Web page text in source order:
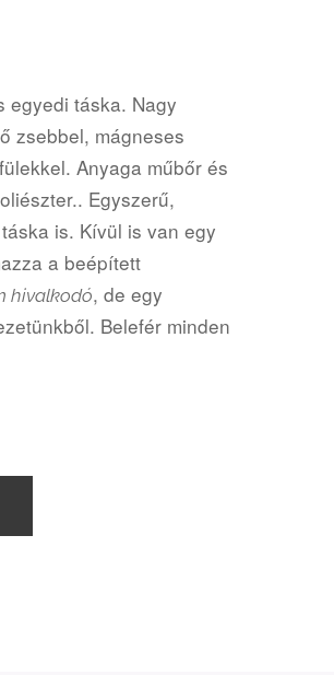
egyedi táska. Nagy
zsebbel, mágneses
Anyaga műbőr és
Egyszerű,
is. Kívül is van egy
a beépített
hivalkodó, de egy
Belefér minden